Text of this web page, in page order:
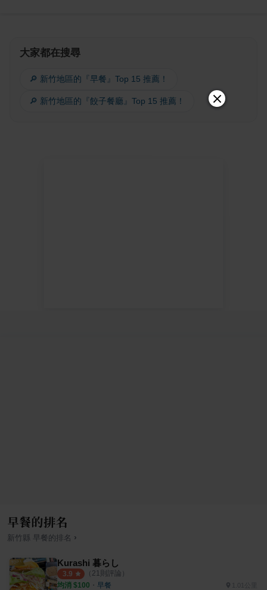
大家都在搜尋
🔎 新竹地區的『早餐』Top 15 推薦！
🔎 新竹地區的『餃子餐廳』Top 15 推薦！
早餐的排名
新竹縣 早餐的排名 ›
Kurashi 暮らし
3.9 （ 21 則評論）
均消 $100 ・ 早餐